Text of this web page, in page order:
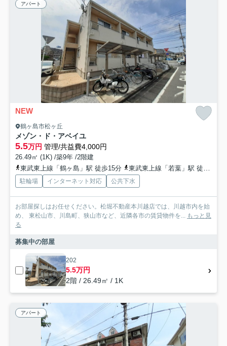
アパート
NEW
鶴ヶ島市松ヶ丘
メゾン・ド・アベイユ
5.5万円 管理/共益費4,000円
26.49㎡ (1K) /築9年 /2階建
東武東上線「鶴ヶ島」駅 徒歩15分
東武東上線「若葉」駅 徒歩36分
駐輪場 インターネット対応 公共下水
お部屋探しはお任せください。松堀不動産本川越店では、川越市内を始
め、 東松山市、川島町、狭山市など、近隣各市の賃貸物件を...
もっと見
る
募集中の部屋
202
5.5万円
2階 / 26.49㎡ / 1K
アパート